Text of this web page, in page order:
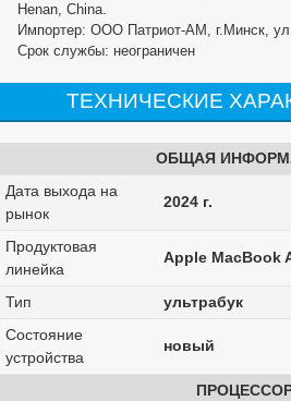
Henan, China.
Импортер: ООО Патриот-АМ, г.Минск,
Срок службы: неограничен
ТЕХНИЧЕСКИЕ
ОБЩАЯ
Дата выхода на
рынок
2024 г.
Продуктовая
линейка
Apple MacBook
Тип
ультрабук
Состояние
устройства
новый